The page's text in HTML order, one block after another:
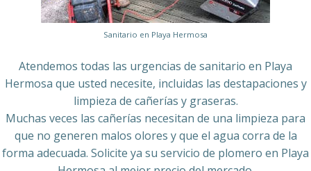
Sanitario en Playa Hermosa
Atendemos todas las urgencias de sanitario en Playa
Hermosa que usted necesite, incluidas las destapaciones y
limpieza de cañerías y graseras.
Muchas veces las cañerías necesitan de una limpieza para
que no generen malos olores y que el agua corra de la
forma adecuada. Solicite ya su servicio de plomero en Playa